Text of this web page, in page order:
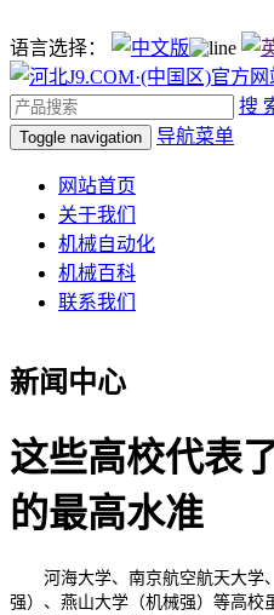
语言选择：
搜
Toggle navigation 导航菜单
网站首页
关于我们
机械自动化
机械百科
联系我们
新闻中心
这些高校代表
的最高水准
河海大学、南京航空航天大学
强）、燕山大学（机械强）等高校